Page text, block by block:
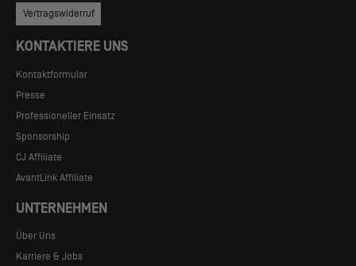
Vertragswiderruf
KONTAKTIERE UNS
Kontaktformular
Presse
Professioneller Einsatz
Sponsorship
CJ Affiliate
AvantLink Affiliate
UNTERNEHMEN
Über Uns
Karriere & Jobs